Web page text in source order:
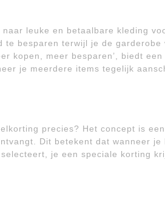
naar leuke en betaalbare kleding
te besparen terwijl je de
kopen, meer besparen’, biedt
je meerdere items tegelijk
precies? Het concept is
Dit betekent dat wanneer
je een speciale korting